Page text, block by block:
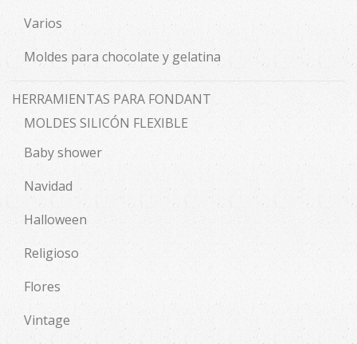
Varios
Moldes para chocolate y gelatina
HERRAMIENTAS PARA FONDANT
MOLDES SILICÓN FLEXIBLE
Baby shower
Navidad
Halloween
Religioso
Flores
Vintage